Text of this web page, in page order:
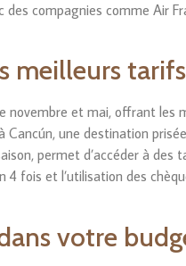
compagnies comme Air
meilleurs
novembre et mai, offrant les
une destination
permet d’accéder à des
fois et l’utilisation des
votre